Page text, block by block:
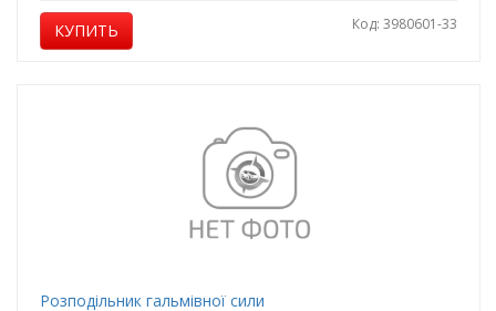
КУПИТЬ Код: 3980601-33
Розподільник гальмівної сили